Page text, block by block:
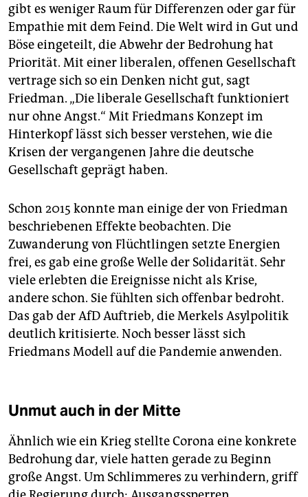
gibt es weniger Raum für Differenzen oder gar für
Empathie mit dem Feind. Die Welt wird in Gut und
Böse eingeteilt, die Abwehr der Bedrohung hat
Priorität. Mit einer liberalen, offenen Gesellschaft
vertrage sich so ein Denken nicht gut, sagt
Friedman. „Die liberale Gesellschaft funktioniert
nur ohne Angst.“ Mit Friedmans Konzept im
Hinterkopf lässt sich besser verstehen, wie die
Krisen der vergangenen Jahre die deutsche
Gesellschaft geprägt haben.
Schon 2015 konnte man einige der von Friedman
beschriebenen Effekte beobachten. Die
Zuwanderung von Flüchtlingen setzte Energien
frei, es gab eine große Welle der Solidarität. Sehr
viele erlebten die Ereignisse nicht als Krise,
andere schon. Sie fühlten sich offenbar bedroht.
Das gab der AfD Auftrieb, die Merkels Asylpolitik
deutlich kritisierte. Noch besser lässt sich
Friedmans Modell auf die Pandemie anwenden.
Unmut auch in der Mitte
Ähnlich wie ein Krieg stellte Corona eine konkrete
Bedrohung dar, viele hatten gerade zu Beginn
große Angst. Um Schlimmeres zu verhindern, griff